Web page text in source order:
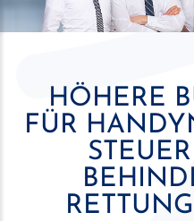
HÖHERE
ÜR
TEUER